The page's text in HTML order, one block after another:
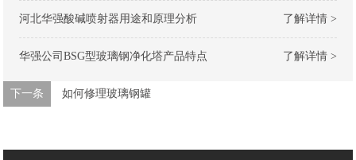
了解详情 >
河北华强酸碱喷射器用途和原理分析
了解详情 >
华强公司BSG型玻璃钢净化塔产品特点
下一条 如何修理玻璃钢罐